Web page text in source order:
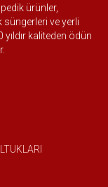
ürünler,
ve yerli
kaliteden ödün